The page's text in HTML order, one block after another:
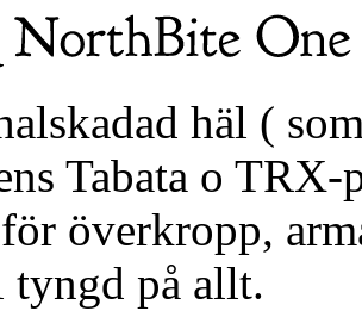
häl (
Tabata o
överkropp,
tyngd på allt.